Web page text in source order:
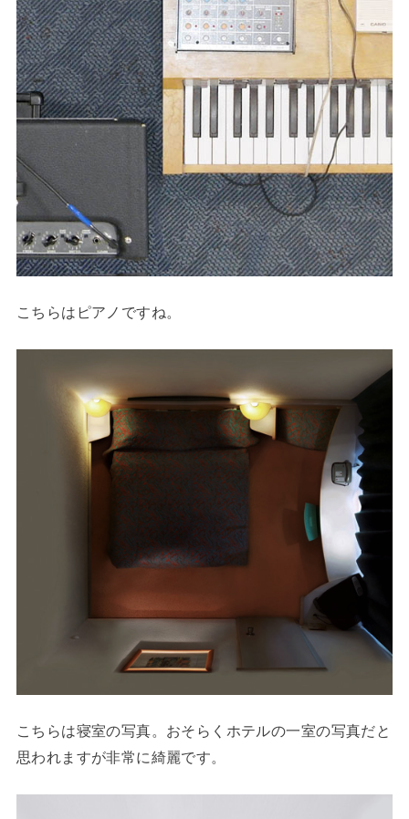
こちらはピアノですね。
こちらは寝室の写真。おそらくホテルの一室の写真だと
思われますが非常に綺麗です。